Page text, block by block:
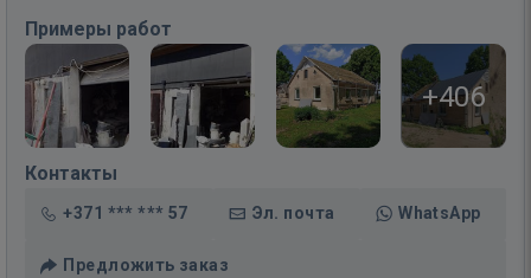
Примеры работ
+406
Контакты
+371 *** *** 57 Эл. почта WhatsApp
Предложить заказ